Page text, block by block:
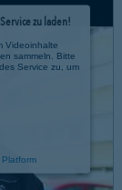
zu laden!
Videoinhalte
sammeln. Bitte
Service zu, um